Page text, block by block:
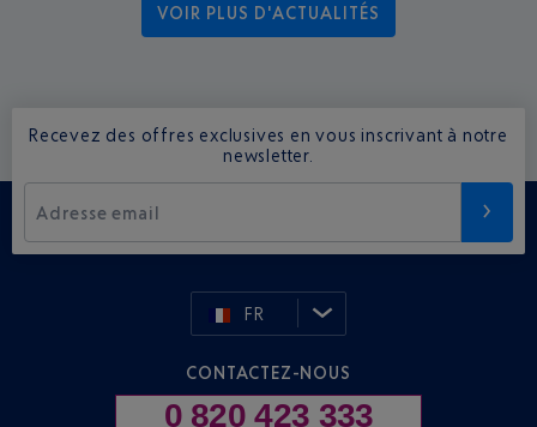
VOIR PLUS D'ACTUALITÉS
Recevez des offres exclusives en vous inscrivant à notre
newsletter.
Adresse email
FR
CONTACTEZ-NOUS
0 820 423 333